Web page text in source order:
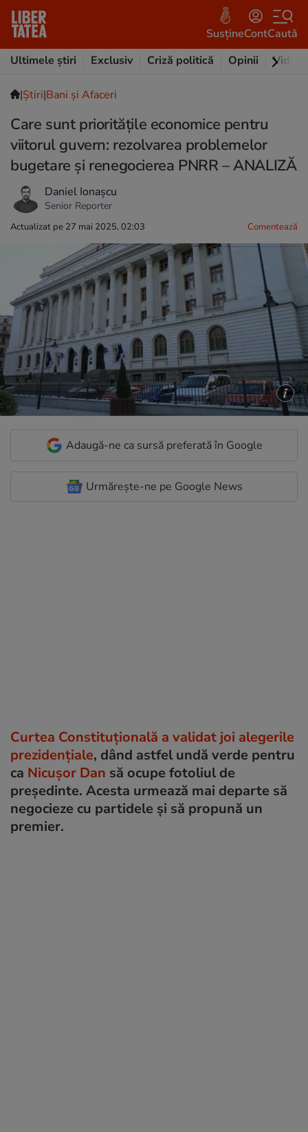
SusțineContCaută
Ultimele știri
Exclusiv Criză politică Opinii Video
|Ştiri|Bani și Afaceri
Care sunt prioritățile economice pentru
viitorul guvern: rezolvarea problemelor
bugetare și renegocierea PNRR – ANALIZĂ
Daniel Ionașcu
Senior Reporter
Actualizat pe 27 mai 2025, 02:03 Comentează
Adaugă-ne ca sursă preferată în Google
Urmărește-ne pe Google News
Curtea Constituțională a validat joi alegerile
prezidențiale, dând astfel undă verde pentru
ca Nicușor Dan să ocupe fotoliul de
președinte. Acesta urmează mai departe să
negocieze cu partidele și să propună un
premier.